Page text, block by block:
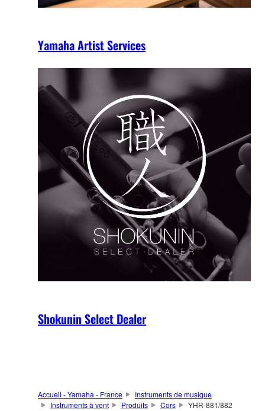
Yamaha Artist Services
Shokunin Select Dealer
Accueil - Yamaha - France
Instruments de musique
Instruments à vent
Produits Cors YHR-881/882